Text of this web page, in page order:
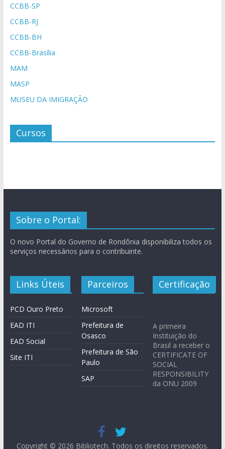
CCBB-SP
CCBB-RJ
CCBB-BH
CCBB-Brasília
MAM
MASP
MUSEU DA IMIGRAÇÃO
Cursos
Sobre o Portal:
O novo Portal do Governo de Rondônia disponibiliza todos os
serviços necessários para o contribuinte.
Links Úteis
PCD Ouro Preto
EAD ITI
EAD Social
Site ITI
Parceiros
Microsoft
Prefeitura de
Osasco
Prefeitura de São
Paulo
SAP
Certificação
A primeira
Instituição do
Brasil a receber o
CERTIFICATE OF
SOCIAL
RESPONSIBILITY
da ONU 2009
Copyright © 2026 Bibliotech. Todos os direitos reservados.